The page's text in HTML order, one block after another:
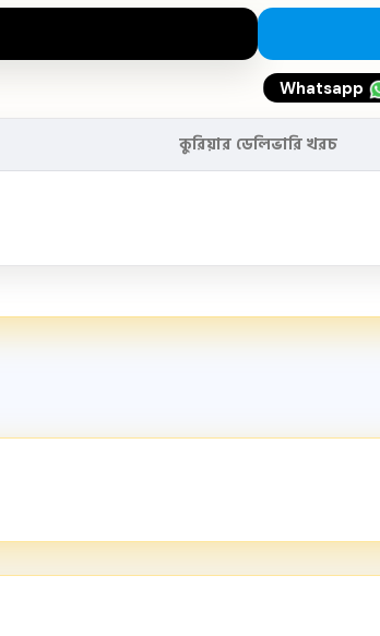
Whatsapp
কুরিয়ার ডেলিভারি খরচ